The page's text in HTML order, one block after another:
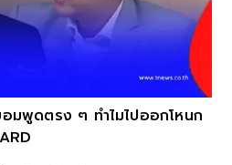
พูดตรง ๆ ทำไมไปออกโหนก